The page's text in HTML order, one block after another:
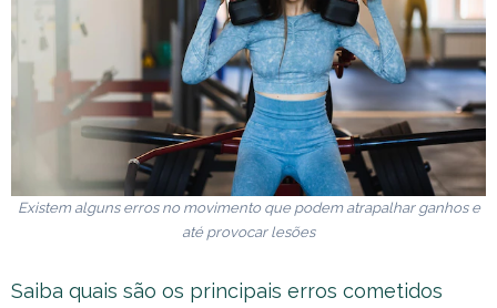
Existem alguns erros no movimento que podem atrapalhar ganhos e
até provocar lesões
Saiba quais são os principais erros cometidos